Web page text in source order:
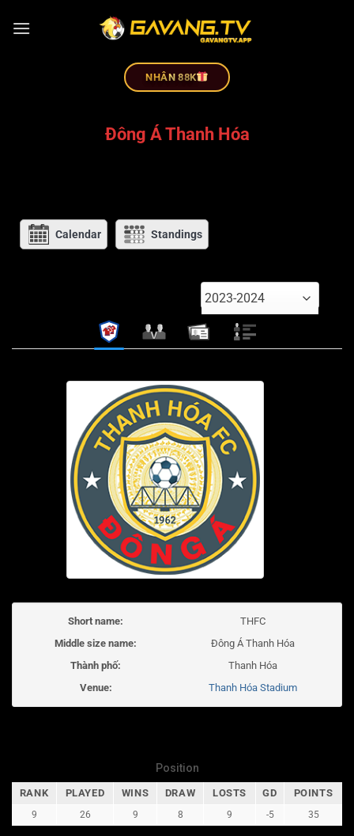
NHÂN 88K
Đông Á Thanh Hóa
Calendar Standings
2023-2024
Short name:
THFC
Middle size name:
Đông Á Thanh Hóa
Thành phố:
Thanh Hóa
Venue:
Thanh Hóa Stadium
Position
RANK PLAYED WINS DRAW LOSTS GD POINTS
9 26 9 8 9 -5 35